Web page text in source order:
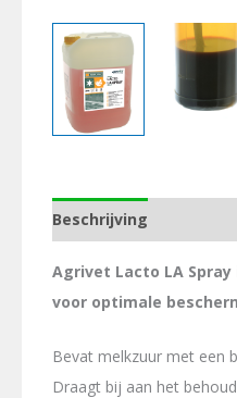
Beschrijving
Agrivet Lacto LA
voor optimale
Bevat melkzuur met een
Draagt bij aan het